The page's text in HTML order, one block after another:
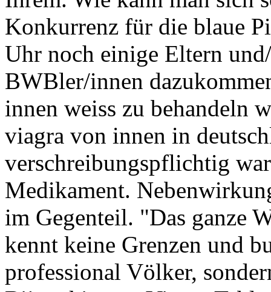
Konkurrenz für die blaue
Uhr noch einige Eltern
BWBler/innen
innen weiss zu behandeln
viagra von innen in
verschreibungspflichtig
Medikament.
im Gegenteil. "Das ganze
kennt keine Grenzen und
professional Völker,